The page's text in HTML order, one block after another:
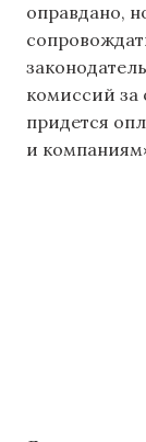
оправдано,
комиссий за
придется
и